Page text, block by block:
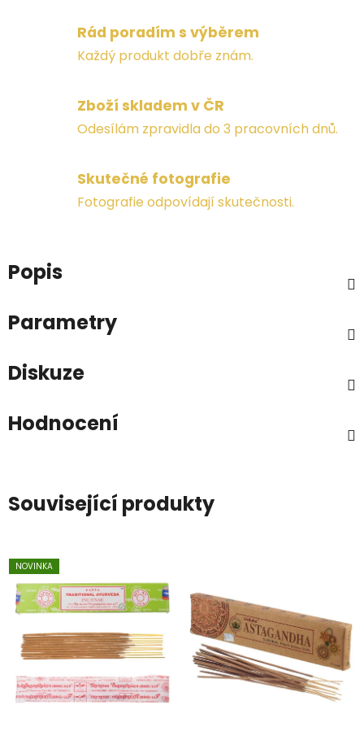
Rád poradím s výběrem
Každý produkt dobře znám.
Zboží skladem v ČR
Odesílám zpravidla do 3 pracovních dnů.
Skutečné fotografie
Fotografie odpovídají skutečnosti.
Popis
Parametry
Diskuze
Hodnocení
Související produkty
NOVINKA